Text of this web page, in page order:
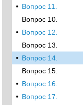
• Вопрос 11.
Вопрос 10.
• Вопрос 12.
Вопрос 13.
• Вопрос 14.
Вопрос 15.
• Вопрос 16.
• Вопрос 17.